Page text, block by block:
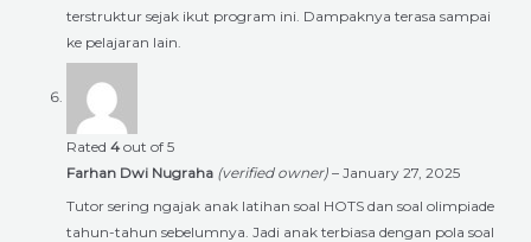
terstruktur sejak ikut program ini. Dampaknya terasa sampai
ke pelajaran lain.
Rated 4 out of 5
Farhan Dwi Nugraha (verified owner) – January 27, 2025
Tutor sering ngajak anak latihan soal HOTS dan soal olimpiade
tahun-tahun sebelumnya. Jadi anak terbiasa dengan pola soal